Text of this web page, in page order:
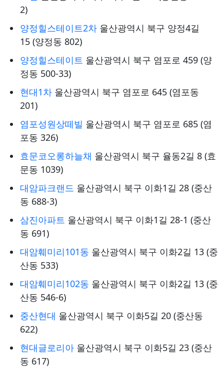
2)
양정힐스테이트2차 울산광역시 북구 양정4길
15 (양정동 802)
양정힐스테이트 울산광역시 북구 염포로 459 (양
정동 500-33)
현대1차 울산광역시 북구 염포로 645 (염포동
201)
염포성원상떼빌 울산광역시 북구 염포로 685 (염
포동 326)
효문코오롱하늘채 울산광역시 북구 율동2길 8 (효
문동 1039)
대암파크랜드 울산광역시 북구 이화1길 28 (중산
동 688-3)
삼진아파트 울산광역시 북구 이화1길 28-1 (중산
동 691)
대암훼미리101동 울산광역시 북구 이화2길 13 (중
산동 533)
대암훼미리102동 울산광역시 북구 이화2길 13 (중
산동 546-6)
중산현대 울산광역시 북구 이화5길 20 (중산동
622)
현대글로리아 울산광역시 북구 이화5길 23 (중산
동 617)